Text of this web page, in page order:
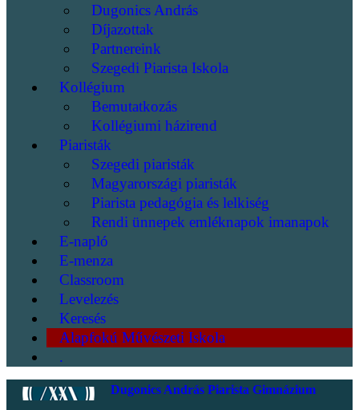
Dugonics András
Díjazottak
Partnereink
Szegedi Piarista Iskola
Kollégium
Bemutatkozás
Kollégiumi házirend
Piaristák
Szegedi piaristák
Magyarországi piaristák
Piarista pedagógia és lelkiség
Rendi ünnepek emléknapok imanapok
E-napló
E-menza
Classroom
Levelezés
Keresés
Alapfokú Művészeti Iskola
.
Dugonics András Piarista Gimnázium